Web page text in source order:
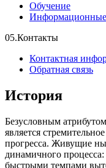
Обучение
05.Контакты
Контактная
Обратная связь
История
Безусловным
является
прогресса. Живущие
динамичного
быстрыми темпами